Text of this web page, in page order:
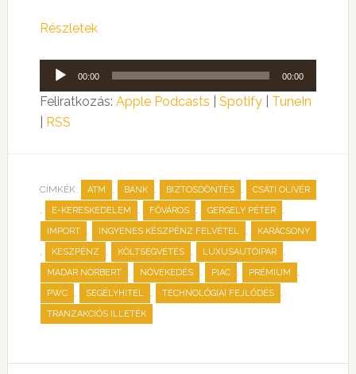
Részletek
Audió
lejátszó
00:00 00:00
Feliratkozás: Apple Podcasts Spotify| TuneIn
RSS
CÍMKÉK: ATM , BANK , BIZTOSDÖNTÉS , CSÁTI OLIVÉR
, E-KERESKEDELEM , FŐVÁROS , GERGELY PÉTER ,
IMPORT , INGYENES KÉSZPÉNZ FELVÉTEL , KARÁCSONY
, KÉSZPÉNZ , KÖLTSÉGVETÉS , LUXUSAUTÓIPAR ,
MADAR NORBERT , NÖVEKEDÉS , PIAC , PRÉMIUM ,
PWC , SEGÉLYHITEL , TECHNOLÓGIAI FEJLŐDÉS ,
TRANZAKCIÓS ILLETÉK